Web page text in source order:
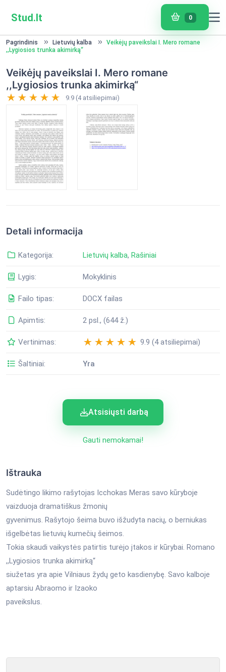
Stud.lt 0
Pagrindinis Lietuvių kalba
Veikėjų paveikslai I. Mero romane
,,Lygiosios trunka akimirką“
Veikėjų paveikslai I. Mero romane
,,Lygiosios trunka akimirką“
9.9 (4 atsiliepimai)
Detali informacija
Kategorija: Lietuvių kalba, Rašiniai
Lygis: Mokyklinis
Failo tipas: DOCX failas
Apimtis: 2 psl., (644 ž.)
Vertinimas: 9.9 (4 atsiliepimai)
Šaltiniai: Yra
Atsisiųsti darbą
Gauti nemokamai!
Ištrauka
Sudėtingo likimo rašytojas Icchokas Meras savo kūryboje
vaizduoja dramatiškus žmonių
gyvenimus. Rašytojo šeima buvo išžudyta nacių, o berniukas
išgelbėtas lietuvių kumečių šeimos.
Tokia skaudi vaikystės patirtis turėjo įtakos ir kūrybai. Romano
,,Lygiosios trunka akimirką“
siužetas yra apie Vilniaus žydų geto kasdienybę. Savo kalboje
aptarsiu Abraomo ir Izaoko
paveikslus.